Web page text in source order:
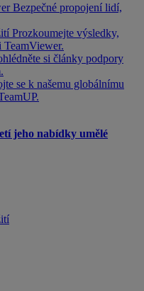
Bezpečné propojení lidí,
Prozkoumejte výsledky,
TeamViewer.
si články podpory
se k našemu globálnímu
jeho nabídky umělé